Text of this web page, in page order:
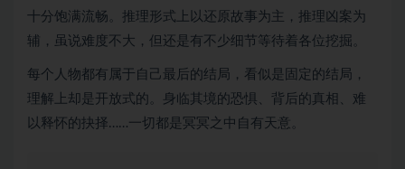
十分饱满流畅。推理形式上以还原故事为主，推理凶案为
辅，虽说难度不大，但还是有不少细节等待着各位挖掘。
每个人物都有属于自己最后的结局，看似是固定的结局，
理解上却是开放式的。身临其境的恐惧、背后的真相、难
以释怀的抉择……一切都是冥冥之中自有天意。